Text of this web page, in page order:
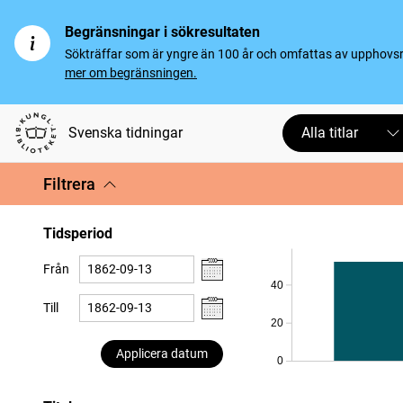
Begränsningar i sökresultaten
Sökträffar som är yngre än 100 år och omfattas av
mer om begränsningen.
Svenska tidningar Alla titlar
Filtrera
Tidsperiod
Från
Till
Applicera datum
0
20
40